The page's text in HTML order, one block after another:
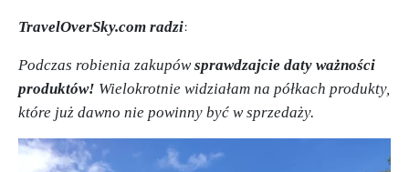
TravelOverSky.com radzi:
Podczas robienia zakupówsprawdzajcie daty ważności
produktów! Wielokrotnie widziałam na półkach produkty,
które już dawno nie powinny być w sprzedaży.